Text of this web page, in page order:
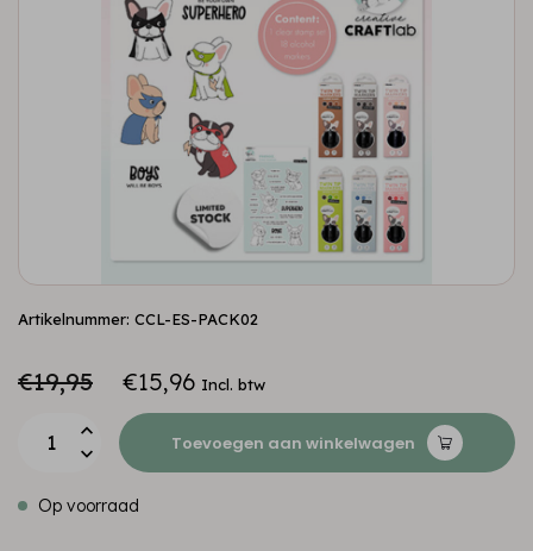
Artikelnummer: CCL-ES-PACK02
€19,95 €15,96 Incl. btw
Toevoegen aan winkelwagen
Op voorraad